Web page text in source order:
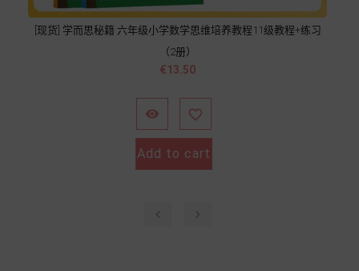
[现货] 学而思秘籍 六年级小学数学思维培养教程11级教程+练习
（2册）
價
€13.50
 
Add to cart